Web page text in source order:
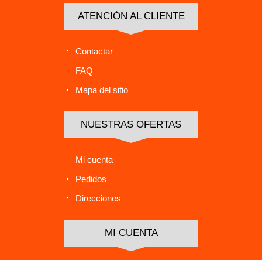
ATENCIÓN AL CLIENTE
Contactar
FAQ
Mapa del sitio
NUESTRAS OFERTAS
Mi cuenta
Pedidos
Direcciones
MI CUENTA